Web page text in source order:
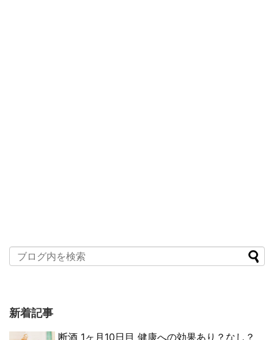
新着記事
断酒 1ヶ月10日目 健康への効果あり？なし？